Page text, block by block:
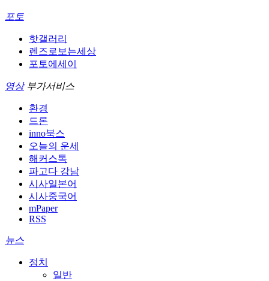
포토
핫갤러리
렌즈로보는세상
포토에세이
영상 부가서비스
환경
드론
inno북스
오늘의 운세
해커스톡
파고다 강남
시사일본어
시사중국어
mPaper
RSS
뉴스
정치
일반